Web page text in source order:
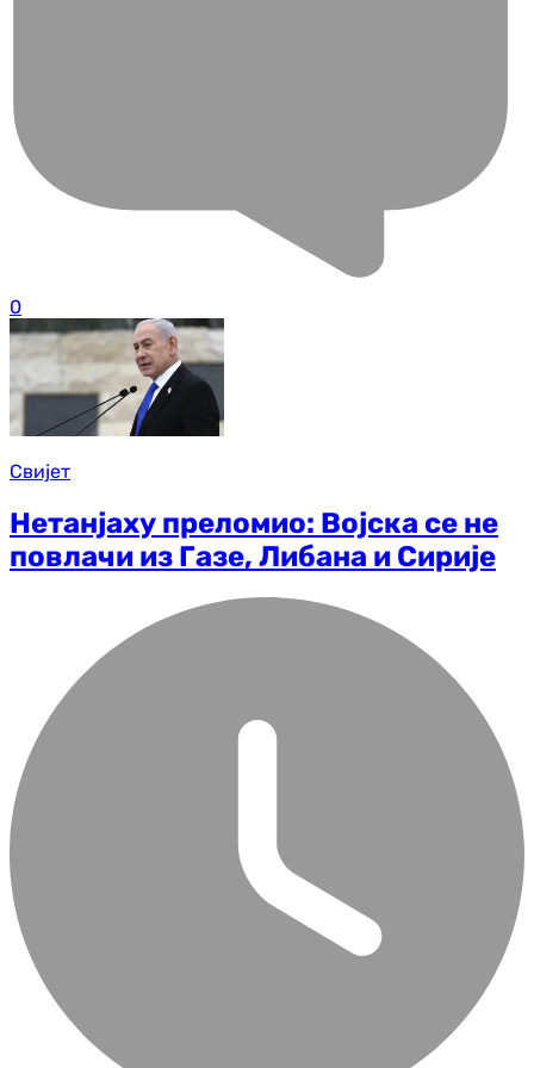
0
Свијет
Нетанјаху преломио: Војска се не
повлачи из Газе, Либана и Сирије